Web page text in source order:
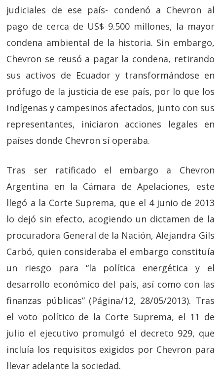
judiciales de ese país- condenó a Chevron al
pago de cerca de US$ 9.500 millones, la mayor
condena ambiental de la historia. Sin embargo,
Chevron se reusó a pagar la condena, retirando
sus activos de Ecuador y transformándose en
prófugo de la justicia de ese país, por lo que los
indígenas y campesinos afectados, junto con sus
representantes, iniciaron acciones legales en
países donde Chevron sí operaba.
Tras ser ratificado el embargo a Chevron
Argentina en la Cámara de Apelaciones, este
llegó a la Corte Suprema, que el 4 junio de 2013
lo dejó sin efecto, acogiendo un dictamen de la
procuradora General de la Nación, Alejandra Gils
Carbó, quien consideraba el embargo constituía
un riesgo para “la política energética y el
desarrollo económico del país, así como con las
finanzas públicas” (Página/12, 28/05/2013). Tras
el voto político de la Corte Suprema, el 11 de
julio el ejecutivo promulgó el decreto 929, que
incluía los requisitos exigidos por Chevron para
llevar adelante la sociedad.